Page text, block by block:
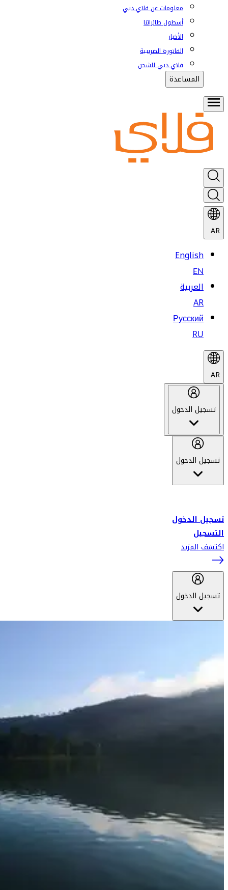
معلومات عن فلاي دبي
أسطول طائراتنا
الأخبار
الفاتورة الضريبية
فلاي دبي للشحن
المساعدة
AR
English
EN
العربية
AR
Русский
RU
AR
تسجيل الدخول
تسجيل الدخول
تسجيل الدخول
التسجيل
اكتشف المزيد
تسجيل الدخول